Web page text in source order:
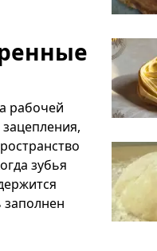
рабочей
зубья
заполнен